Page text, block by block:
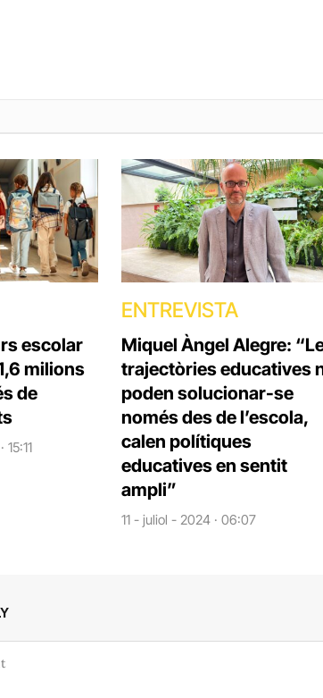
escolar
milions
de
ENTREVISTA
Miquel Àngel Alegre:
trajectòries educatives
poden solucionar-se
només des de l’escola,
calen polítiques
educatives en sentit
ampli”
11 - juliol - 2024 · 06:07